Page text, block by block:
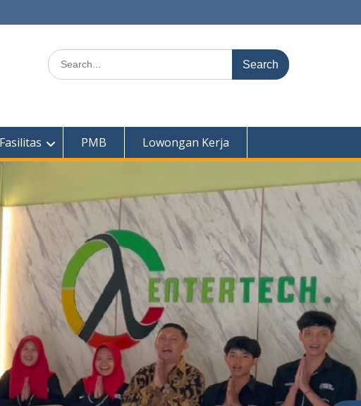
Search
for:
Fasilitas PMB Lowongan Kerja